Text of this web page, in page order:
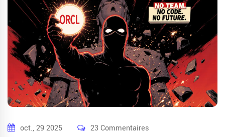
oct., 29 2025 23 Commentaires